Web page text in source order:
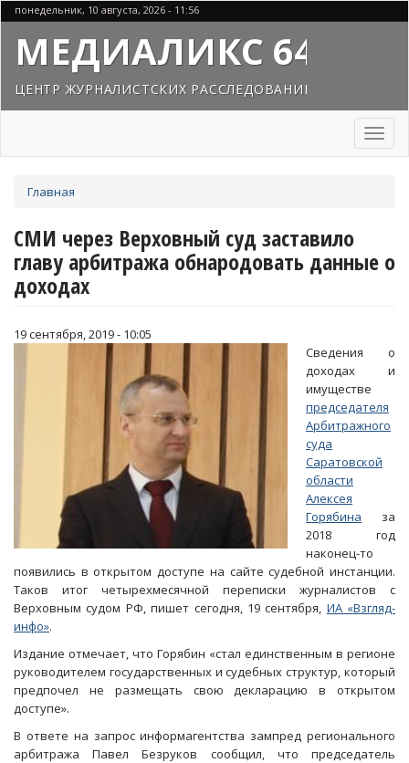
Перейти
к
основному
содержанию
понедельник, 10 августа, 2026 - 11:56
МЕДИАЛИКС 64
ЦЕНТР ЖУРНАЛИСТСКИХ РАССЛЕДОВАНИЙ
Toggle
здесь
Главная
СМИ через Верховный суд заставило
главу арбитража обнародовать данные о
доходах
19 сентября, 2019 - 10:05
Сведения о
доходах и
имуществе
председателя
Арбитражного
суда
Саратовской
области
Алексея
Горябина за
2018 год
наконец-то
появились в открытом доступе на сайте судебной инстанции.
Таков итог четырехмесячной переписки журналистов с
Верховным судом РФ, пишет сегодня, 19 сентября, ИА «Взгляд-
инфо».
Издание отмечает, что Горябин «стал единственным в регионе
руководителем государственных и судебных структур, который
предпочел не размещать свою декларацию в открытом
доступе».
В ответе на запрос информагентства зампред регионального
арбитража Павел Безруков сообщил, что председатель